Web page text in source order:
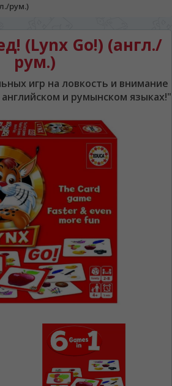
рум.)
(Lynx Go!) (англ./
рум.)
игр на ловкость и внимание
и румынском языках!"